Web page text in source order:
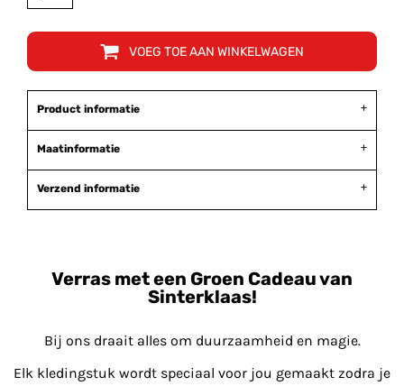
VOEG TOE AAN WINKELWAGEN
Product informatie
Maatinformatie
Verzend informatie
Verras met een Groen Cadeau van
Sinterklaas!
Bij ons draait alles om duurzaamheid en magie.
Elk kledingstuk wordt speciaal voor jou gemaakt zodra je